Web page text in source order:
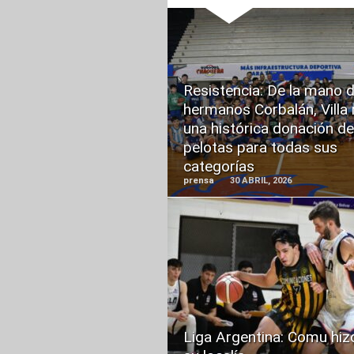
Resistencia: De la mano
hermanos Corbalán, Villa
una histórica donación de
pelotas para todas sus
categorías
prensa 30 ABRIL, 2026
READ
MORE
Liga Argentina: Comu
READ
MORE